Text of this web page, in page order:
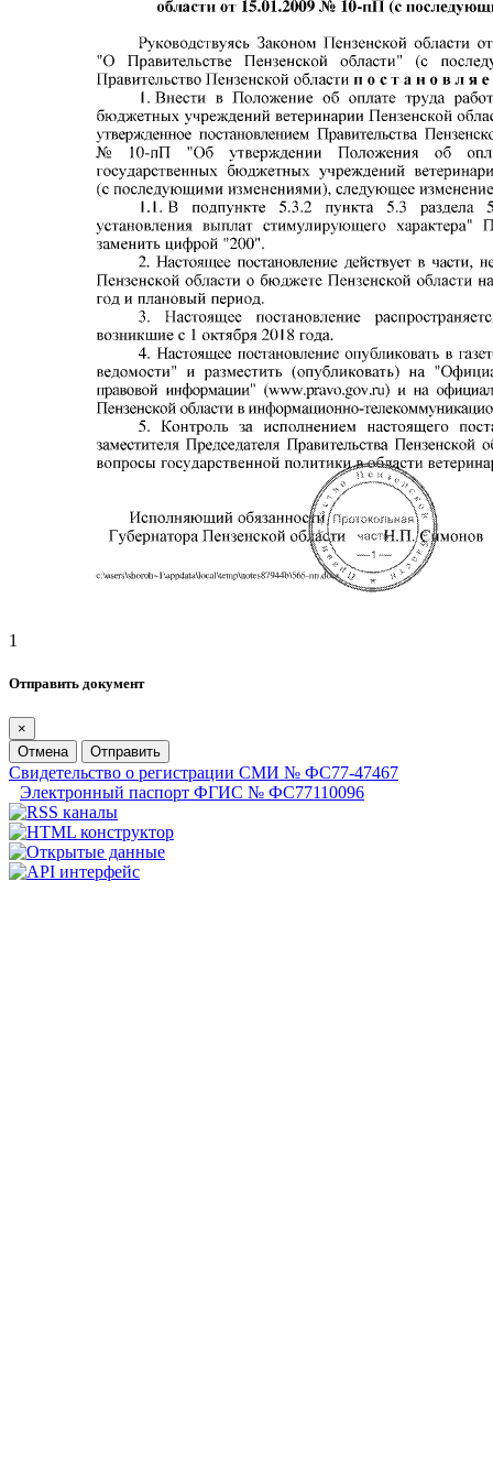
1
Отправить документ
×
Отмена
Отправить
Свидетельство о регистрации СМИ № ФС77-47467
Электронный паспорт ФГИС № ФС77110096